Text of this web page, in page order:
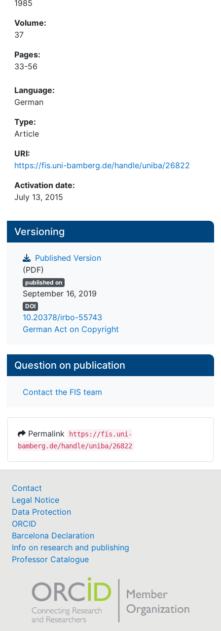
1985
Volume:
37
Pages:
33-56
Language:
German
Type:
Article
URI:
https://fis.uni-bamberg.de/handle/uniba/26822
Activation date:
July 13, 2015
Versioning
Published Version
(PDF)
published on
September 16, 2019
DOI
10.20378/irbo-55743
German Act on Copyright
Question on publication
Contact the FIS team
Permalink
https://fis.uni-
bamberg.de/handle/uniba/26822
Contact
Legal Notice
Data Protection
ORCID
Barcelona Declaration
Info on research and publishing
Professor Catalogue